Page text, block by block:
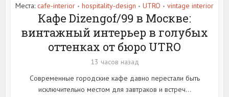
Места: cafe-interior • hospitality-design • UTRO • vintage interior
Кафе Dizengof/99 в Москве:
винтажный интерьер в голубых
оттенках от бюро UTRO
13 часов назад
Современные городские кафе давно перестали быть
исключительно местом для завтраков и встреч...